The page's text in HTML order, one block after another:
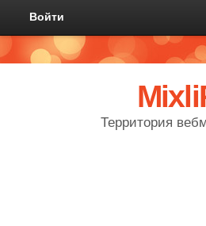
Войти
Территория